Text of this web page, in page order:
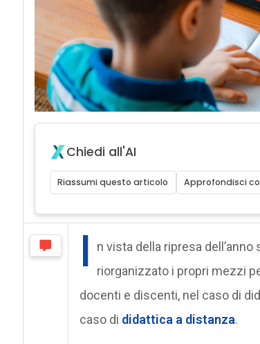
Chiedi all'AI
Riassumi questo articolo Approfondisci
I
n vista della ripresa
riorganizzato i propri mezzi
docenti e discenti, nel caso di
caso di didattica a distanza.